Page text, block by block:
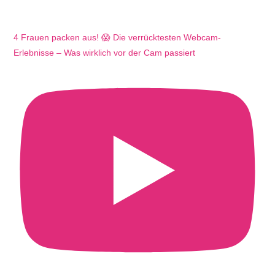
4 Frauen packen aus! 😱 Die verrücktesten Webcam-
Erlebnisse – Was wirklich vor der Cam passiert